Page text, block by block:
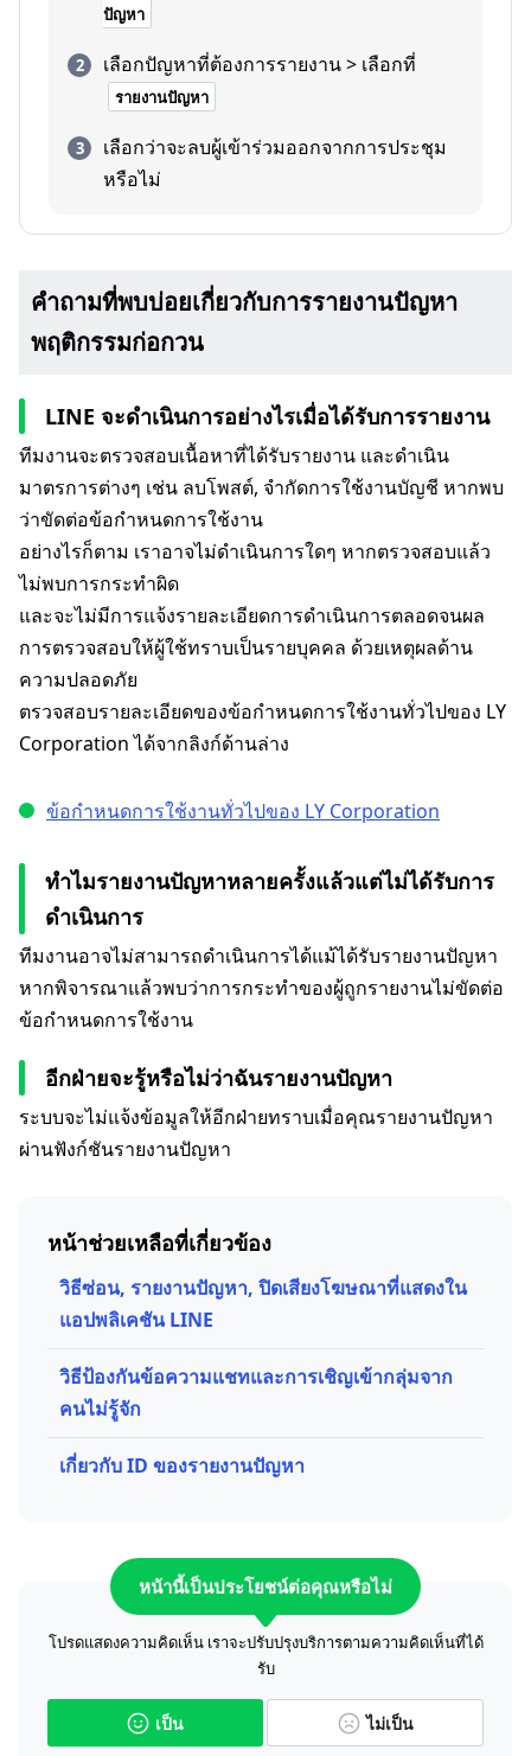
ปัญหา
เลือกปัญหาที่ต้องการรายงาน > เลือกที่
รายงานปัญหา
เลือกว่าจะลบผู้เข้าร่วมออกจากการประชุม
หรือไม่
คำถามที่พบบ่อยเกี่ยวกับการรายงานปัญหา
พฤติกรรมก่อกวน
LINE จะดำเนินการอย่างไรเมื่อได้รับการรายงาน
ทีมงานจะตรวจสอบเนื้อหาที่ได้รับรายงาน และดำเนิน
มาตรการต่างๆ เช่น ลบโพสต์, จำกัดการใช้งานบัญชี หากพบ
ว่าขัดต่อข้อกำหนดการใช้งาน
อย่างไรก็ตาม เราอาจไม่ดำเนินการใดๆ หากตรวจสอบแล้ว
ไม่พบการกระทำผิด
และจะไม่มีการแจ้งรายละเอียดการดำเนินการตลอดจนผล
การตรวจสอบให้ผู้ใช้ทราบเป็นรายบุคคล ด้วยเหตุผลด้าน
ความปลอดภัย
ตรวจสอบรายละเอียดของข้อกำหนดการใช้งานทั่วไปของ LY
Corporation ได้จากลิงก์ด้านล่าง
ข้อกำหนดการใช้งานทั่วไปของ LY Corporation
ทำไมรายงานปัญหาหลายครั้งแล้วแต่ไม่ได้รับการ
ดำเนินการ
ทีมงานอาจไม่สามารถดำเนินการได้แม้ได้รับรายงานปัญหา
หากพิจารณาแล้วพบว่าการกระทำของผู้ถูกรายงานไม่ขัดต่อ
ข้อกำหนดการใช้งาน
อีกฝ่ายจะรู้หรือไม่ว่าฉันรายงานปัญหา
ระบบจะไม่แจ้งข้อมูลให้อีกฝ่ายทราบเมื่อคุณรายงานปัญหา
ผ่านฟังก์ชันรายงานปัญหา
หน้าช่วยเหลือที่เกี่ยวข้อง
วิธีซ่อน, รายงานปัญหา, ปิดเสียงโฆษณาที่แสดงใน
แอปพลิเคชัน LINE
วิธีป้องกันข้อความแชทและการเชิญเข้ากลุ่มจาก
คนไม่รู้จัก
เกี่ยวกับ ID ของรายงานปัญหา
หน้านี้เป็นประโยชน์ต่อคุณหรือไม่
โปรดแสดงความคิดเห็น เราจะปรับปรุงบริการตามความคิดเห็นที่ได้
รับ
เป็น ไม่เป็น